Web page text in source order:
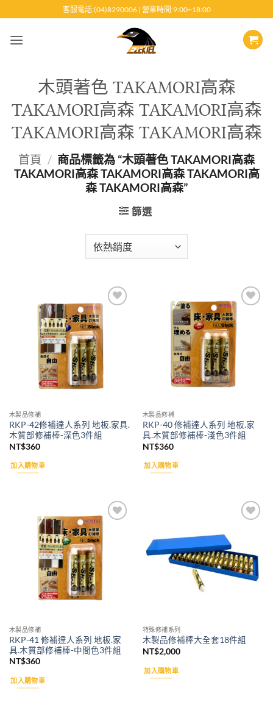
至
客服電話:(04)8290006 | 營業時間:9:00~18:00
木頭著色 TAKAMORI高森
TAKAMORI高森 TAKAMORI高森
TAKAMORI高森 TAKAMORI高森
首頁 / 商品標籤為 “木頭著色 TAKAMORI高森
TAKAMORI高森 TAKAMORI高森 TAKAMORI高
森 TAKAMORI高森”
篩選
木製品修補
RKP-42修補達人系列 地板.家具.
木質部修補棒-深色3件組
NT$360
加入購物車
wishlist
木製品修補
RKP-40 修補達人系列 地板.家
具.木質部修補棒-淺色3件組
NT$360
加入購物車
木製品修補
RKP-41 修補達人系列 地板.家
具.木質部修補棒-中間色3件組
NT$360
加入購物車
特殊修補系列
木製品修補棒大全套18件組
NT$2,000
加入購物車